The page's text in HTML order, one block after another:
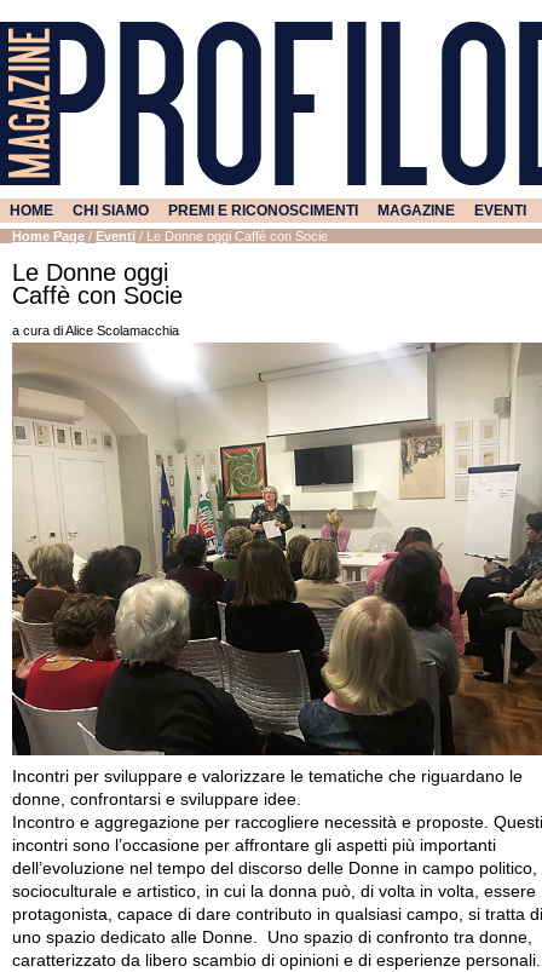
HOME CHI SIAMO PREMI E RICONOSCIMENTI MAGAZINE EVENTI
Home Page / Eventi / Le Donne oggi Caffè con Socie
Le Donne oggi
Caffè con Socie
a cura di Alice Scolamacchia
Incontri per sviluppare e valorizzare le tematiche che riguardano le
donne, confrontarsi e sviluppare idee.
Incontro e aggregazione per raccogliere necessità e proposte. Questi
incontri sono l’occasione per affrontare gli aspetti più importanti
dell’evoluzione nel tempo del discorso delle Donne in campo politico,
socioculturale e artistico, in cui la donna può, di volta in volta, essere
protagonista, capace di dare contributo in qualsiasi campo, si tratta di
uno spazio dedicato alle Donne. Uno spazio di confronto tra donne,
caratterizzato da libero scambio di opinioni e di esperienze personali.